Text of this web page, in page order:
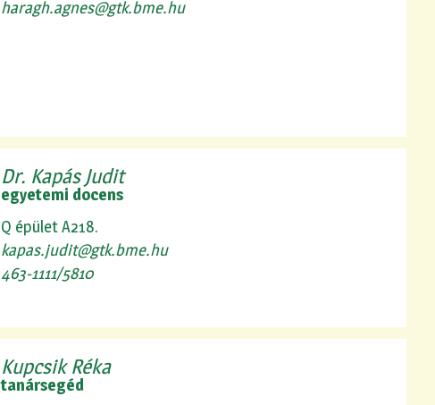
haragh.agnes@gtk.bme.hu
Dr. Kapás Judit
egyetemi docens
Q épület A218.
kapas.judit@gtk.bme.hu
463-1111/5810
Kupcsik Réka
tanársegéd